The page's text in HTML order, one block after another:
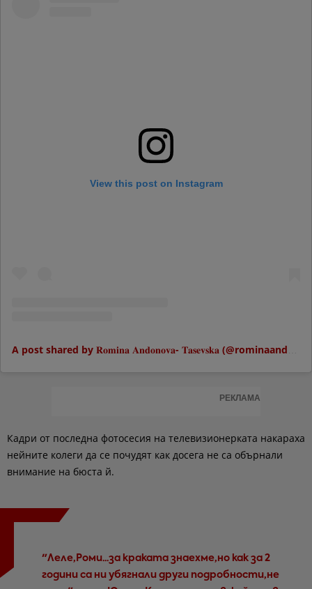
View this post on Instagram
A post shared by 𝐑𝐨𝐦𝐢𝐧𝐚 𝐀𝐧𝐝𝐨𝐧𝐨𝐯𝐚- 𝐓𝐚𝐬𝐞𝐯𝐬𝐤𝐚 (@rominaandonova)
РЕКЛАМА
Кадри от последна фотосесия на телевизионерката накараха
нейните колеги да се почудят как досега не са обърнали
внимание на бюста й.
"Леле,Роми...за краката знаехме,но как за 2
години са ни убягнали други подробности,не